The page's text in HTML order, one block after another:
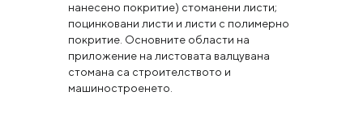
нанесено покритие) стоманени листи;
поцинковани листи и листи с полимерно
покритие. Основните области на
приложение на листовата валцувана
стомана са строителството и
машиностроенето.